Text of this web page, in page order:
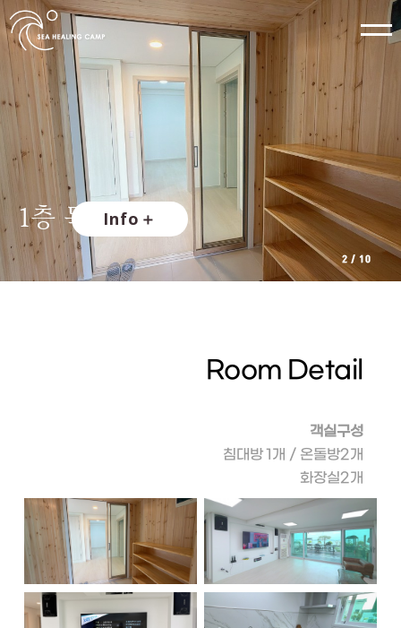
소개
펜션소개 펜션전경
객실
바다방 1층 바다방 2층 오션뷰 나무방
편의시설
커뮤니티
공지사항 포토갤러리
2 / 10
Info ＋
Room Detail
객실구성
침대방 1개 / 온돌방2개
화장실2개